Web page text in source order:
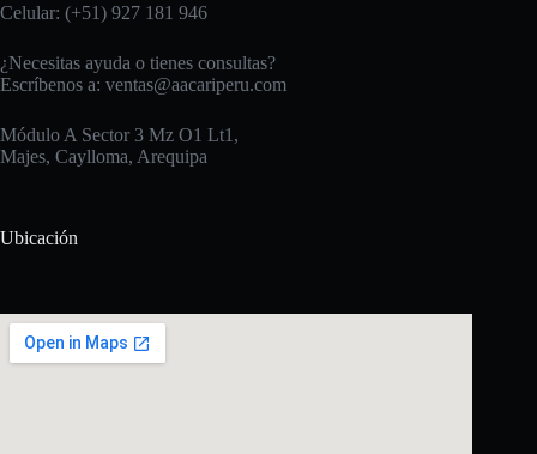
Celular: (+51) 927 181 946
¿Necesitas ayuda o tienes consultas?
Escríbenos a: ventas@aacariperu.com
Módulo A Sector 3 Mz O1 Lt1,
Majes, Caylloma, Arequipa
Ubicación